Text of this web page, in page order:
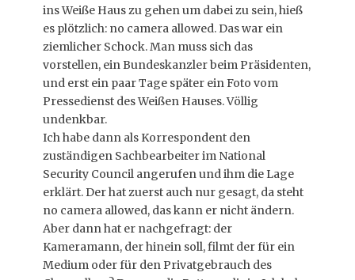
ins Weiße Haus zu gehen um dabei zu sein, hieß
es plötzlich: no camera allowed. Das war ein
ziemlicher Schock. Man muss sich das
vorstellen, ein Bundeskanzler beim Präsidenten,
und erst ein paar Tage später ein Foto vom
Pressedienst des Weißen Hauses. Völlig
undenkbar.
Ich habe dann als Korrespondent den
zuständigen Sachbearbeiter im National
Security Council angerufen und ihm die Lage
erklärt. Der hat zuerst auch nur gesagt, da steht
no camera allowed, das kann er nicht ändern.
Aber dann hat er nachgefragt: der
Kameramann, der hinein soll, filmt der für ein
Medium oder für den Privatgebrauch des